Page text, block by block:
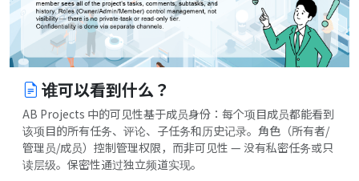
谁可以看到什么？
AB Projects 中的可见性基于成员身份：每个项目成员都能看到
该项目的所有任务、评论、子任务和历史记录。角色（所有者/
管理员/成员）控制管理权限，而非可见性 — 没有私密任务或只
读层级。保密性通过独立频道实现。